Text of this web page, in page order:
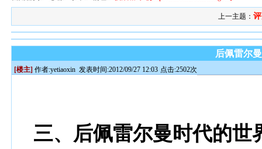
上一主题：
后佩雷尔
[楼主] 作者:yetiaoxin 发表时间:2012/09/27 12:03 点击:2502次
三、后佩雷尔曼时代的世